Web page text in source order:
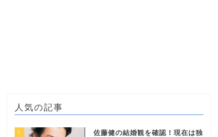
人気の記事
1
佐藤健の結婚観を確認！現在は独